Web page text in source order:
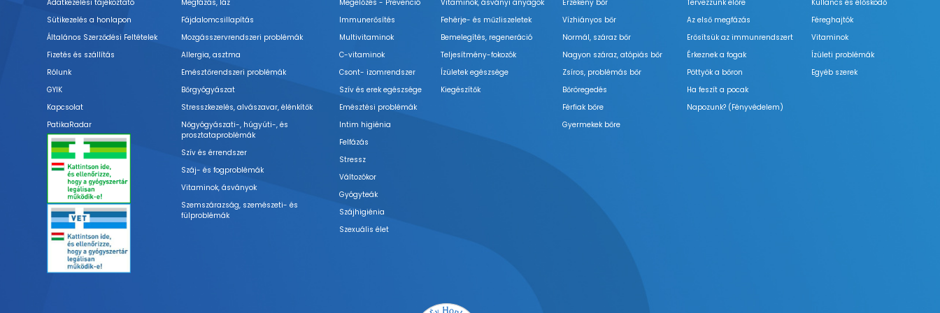
Adatkezelési tájékoztató
Sütikezelés a honlapon
Általános Szerződési Feltételek
Fizetés és szállítás
Rólunk
GYIK
Kapcsolat
PatikaRadar
Megfázás, láz
Fájdalomcsillapítás
Mozgásszervrendszeri problémák
Allergia, asztma
Emésztőrendszeri problémák
Bőrgyógyászat
Stresszkezelés, alvászavar, élénkítők
Nőgyógyászati-, húgyúti-, és
prosztataproblémák
Szív és érrendszer
Száj- és fogproblémák
Vitaminok, ásványok
Szemszárazság, szemészeti- és
fülproblémák
Megelőzés - Prevenció
Immunerősítés
Multivitaminok
C-vitaminok
Csont- izomrendszer
Szív és erek egészsége
Emésztési problémák
Intim higiénia
Felfázás
Stressz
Változókor
Gyógyteák
Szájhigiénia
Szexuális élet
Vitaminok, ásványi anyagok
Fehérje- és műzliszeletek
Bemelegítés, regeneráció
Teljesítmény-fokozók
Ízületek egészsége
Kiegészítők
Érzékeny bőr
Vízhiányos bőr
Normál, száraz bőr
Nagyon száraz, atópiás bőr
Zsíros, problémás bőr
Bőröregedés
Férfiak bőre
Gyermekek bőre
Tervezzünk előre
Az első megfázás
Erősítsük az immunrendszert
Érkeznek a fogak
Pöttyök a bőron
Ha feszít a pocak
Napozunk? (Fényvédelem)
Kullancs és élősködő
Féreghajtók
Vitaminok
Ízületi problémák
Egyéb szerek